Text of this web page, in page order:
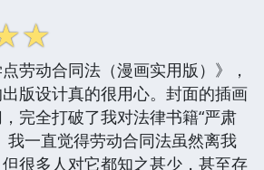
☆
劳动合同法（漫画实用版）》，
版设计真的很用心。封面的插画
完全打破了我对法律书籍“严肃
我一直觉得劳动合同法虽然离我
很多人对它都知之甚少，甚至存